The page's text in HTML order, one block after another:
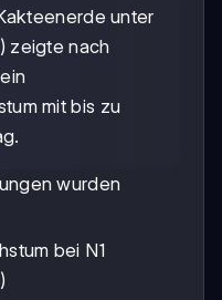
unter
zeigte nach
mit bis zu
wurden
bei N1